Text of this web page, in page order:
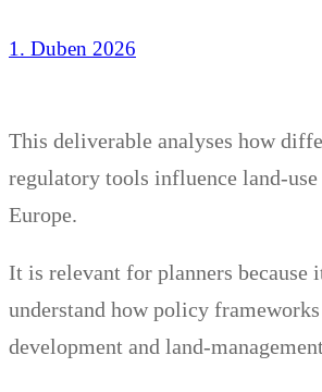
1. Duben 2026
This deliverable analyses how
regulatory tools influence land-use
Europe.
It is relevant for planners because
understand how policy
development and land-